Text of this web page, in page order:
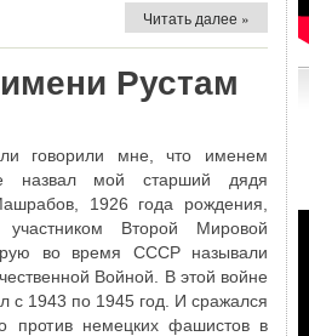
Читать далее »
Рустам
говорили мне, что именем
назвал мой старший дядя
1926 года рождения,
участником Второй Мировой
во время СССР называли
Войной. В этой войне
с 1943 по 1945 год. И сражался
против немецких фашистов в